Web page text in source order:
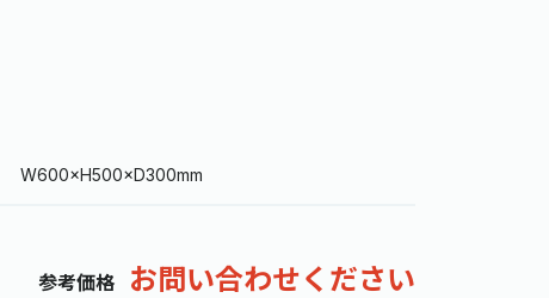
W600×H500×D300mm
参考価格 お問い合わせください